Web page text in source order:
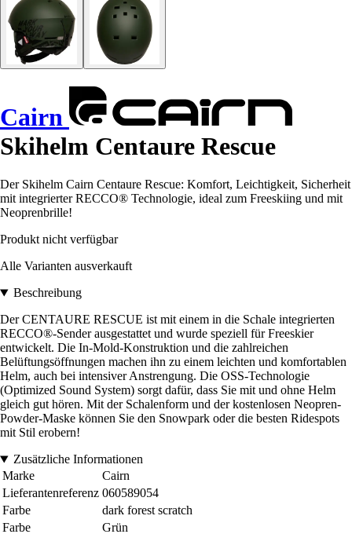
Cairn
Skihelm Centaure Rescue
Der Skihelm Cairn Centaure Rescue: Komfort, Leichtigkeit, Sicherheit
mit integrierter RECCO® Technologie, ideal zum Freeskiing und mit
Neoprenbrille!
Produkt nicht verfügbar
Alle Varianten ausverkauft
Beschreibung
Der CENTAURE RESCUE ist mit einem in die Schale integrierten
RECCO®-Sender ausgestattet und wurde speziell für Freeskier
entwickelt. Die In-Mold-Konstruktion und die zahlreichen
Belüftungsöffnungen machen ihn zu einem leichten und komfortablen
Helm, auch bei intensiver Anstrengung. Die OSS-Technologie
(Optimized Sound System) sorgt dafür, dass Sie mit und ohne Helm
gleich gut hören. Mit der Schalenform und der kostenlosen Neopren-
Powder-Maske können Sie den Snowpark oder die besten Ridespots
mit Stil erobern!
Zusätzliche Informationen
Marke
Cairn
Lieferantenreferenz 060589054
Farbe
dark forest scratch
Farbe
Grün